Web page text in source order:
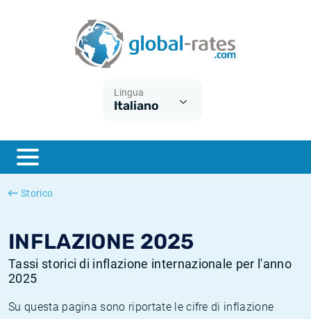
Lingua
Italiano
Storico
INFLAZIONE 2025
Tassi storici di inflazione internazionale per l'anno
2025
Su questa pagina sono riportate le cifre di inflazione
ESTER
SONIA
Cos'è l'inflazione CPI?
Cos'è l'inflazione HICP?
Inflazione Italia
Inflazione Stati Uniti
Tassi storici Euribor
Tassi storici di SONIA
Tassi storici di TONAR
Calcolatore dell’inflazione